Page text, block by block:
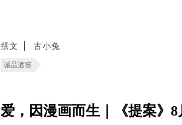
撰文 古小兔
诚品酒窖
爱，因漫画而生｜《提案》8